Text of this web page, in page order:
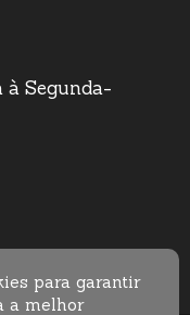
à Segunda-
para garantir
a melhor